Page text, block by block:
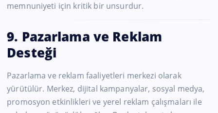
memnuniyeti için kritik bir unsurdur.
9. Pazarlama ve Reklam
Desteği
Pazarlama ve reklam faaliyetleri merkezi olarak
yürütülür. Merkez, dijital kampanyalar, sosyal medya,
promosyon etkinlikleri ve yerel reklam çalışmaları ile